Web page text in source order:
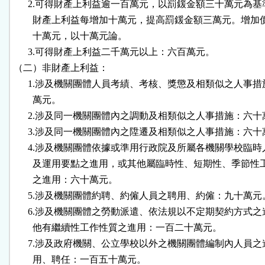
2.可得財產上利益逾一百萬元，以罰鍰金額三十萬元為
財產上利益每增加十萬元，提高罰鍰金額三萬元。增加
        十萬元，以十萬元論。
      3.可得財產上利益二千萬元以上：六百萬元。
（二）非財產上利益：
1.涉及機關團體人員考績、考核、獎懲及相類似之人事
        萬元。
2.涉及同一機關團體內之調動及相類似之人事措施：六
3.涉及同一機關團體內之陞遷及相類似之人事措施：六
4.涉及機關團體依據或準用行政院及所屬各機關學校臨
及運用要點之進用，或其他屬臨時性、短期性、季節性
        之進用：六十萬元。
5.涉及機關團體約聘、約僱人員之聘用、約僱：九十萬元
6.涉及機關團體之勞動派遣、依法規以不定期契約方式
        他有繼續性工作性質之進用：一百二十萬元。
7.涉及政府機關、公立學校以外之機關團體編制內人員
        用、聘任：一百五十萬元。